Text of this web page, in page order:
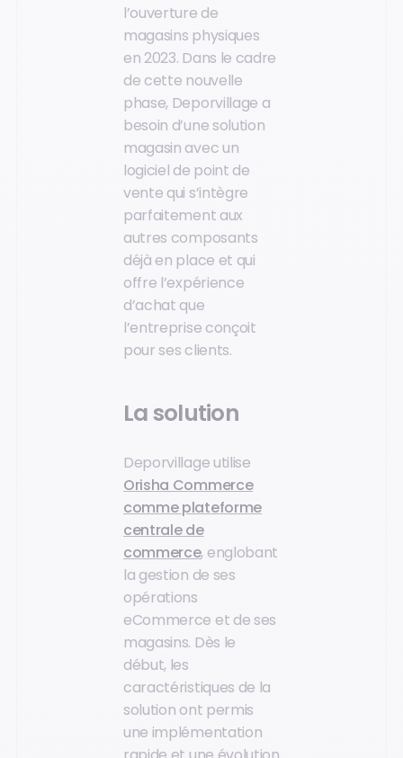
l’ouverture de
magasins physiques
en 2023. Dans le cadre
de cette nouvelle
phase, Deporvillage a
besoin d’une solution
magasin avec un
logiciel de point de
vente qui s’intègre
parfaitement aux
autres composants
déjà en place et qui
offre l’expérience
d’achat que
l’entreprise conçoit
pour ses clients.
La solution
Deporvillage utilise
Orisha Commerce
comme plateforme
centrale de
commerce, englobant
la gestion de ses
opérations
eCommerce et de ses
magasins. Dès le
début, les
caractéristiques de la
solution ont permis
une implémentation